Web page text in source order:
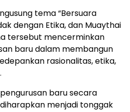
tema “Bersuara
dengan Etika, dan Muaythai
tersebut mencerminkan
baru dalam membangun
rasionalitas, etika,
baru secara
menjadi tonggak